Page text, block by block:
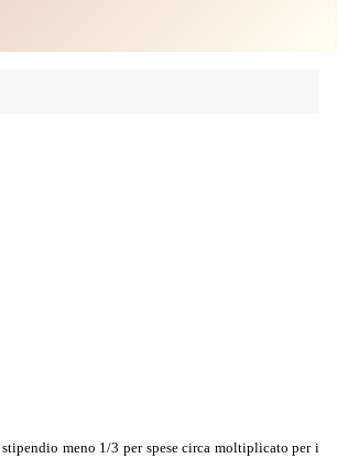
meno 1/3 per spese circa moltiplicato per i